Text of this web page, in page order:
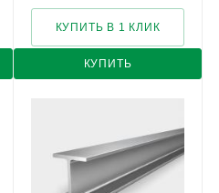
КУПИТЬ
КУПИТЬ В 1 КЛИК